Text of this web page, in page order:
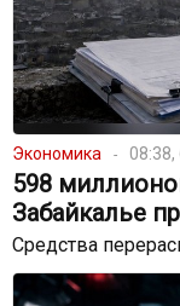
Экономика 08:38,
598
Забайкалье
Средства